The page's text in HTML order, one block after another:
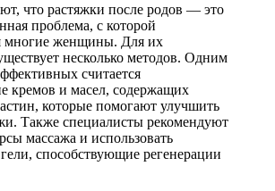
что растяжки после родов — это
проблема, с которой
многие женщины. Для их
несколько методов. Одним
считается
кремов и масел, содержащих
которые помогают улучшить
Также специалисты рекомендуют
массажа и использовать
способствующие регенерации